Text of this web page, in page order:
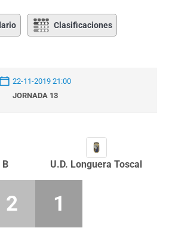
Clasificaciones
22-11-2019 21:00
JORNADA 13
B U.D. Longuera Toscal
2 1